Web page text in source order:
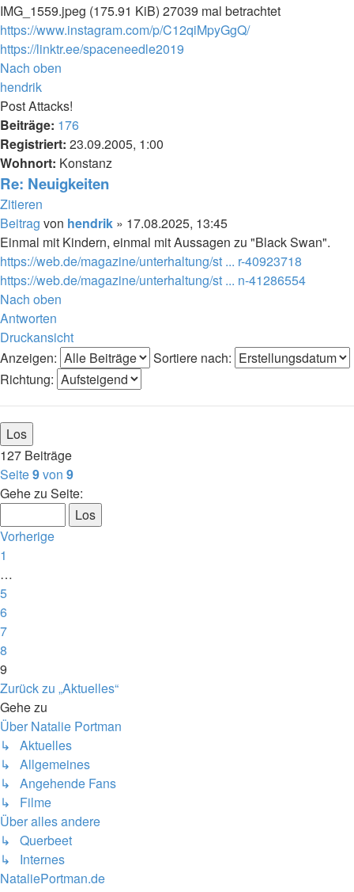
IMG_1559.jpeg (175.91 KiB) 27039 mal betrachtet
https://www.instagram.com/p/C12qiMpyGgQ/
https://linktr.ee/spaceneedle2019
Nach oben
hendrik
Post Attacks!
Beiträge: 176
Registriert: 23.09.2005, 1:00
Wohnort: Konstanz
Re: Neuigkeiten
Zitieren
Beitrag von hendrik » 17.08.2025, 13:45
Einmal mit Kindern, einmal mit Aussagen zu "Black Swan".
https://web.de/magazine/unterhaltung/st ... r-40923718
https://web.de/magazine/unterhaltung/st ... n-41286554
Nach oben
Antworten
Druckansicht
Anzeigen:
Sortiere nach:
Richtung:
127 Beiträge
Seite9von 9
Gehe zu Seite:
Vorherige
1
…
5
6
7
8
9
Zurück zu „Aktuelles“
Gehe zu
Über Natalie Portman
↳ Aktuelles
↳ Allgemeines
↳ Angehende Fans
↳ Filme
Über alles andere
↳ Querbeet
↳ Internes
NataliePortman.de